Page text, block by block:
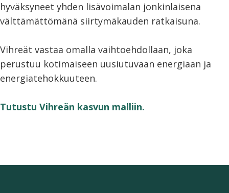
hyväksyneet yhden lisävoimalan jonkinlaisena
välttämättömänä siirtymäkauden ratkaisuna.
Vihreät vastaa omalla vaihtoehdollaan, joka
perustuu kotimaiseen uusiutuvaan energiaan ja
energiatehokkuuteen.
Tutustu Vihreän kasvun malliin.